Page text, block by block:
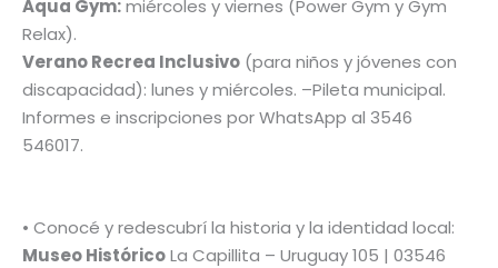
Aqua Gym:miércoles y viernes (Power Gym y Gym
Relax).
Verano Recrea Inclusivo (para niños y jóvenes con
discapacidad): lunes y miércoles. –Pileta municipal.
Informes e inscripciones por WhatsApp al 3546
546017.
• Conocé y redescubrí la historia y la identidad local:
Museo HistóricoLa Capillita – Uruguay 105 | 03546